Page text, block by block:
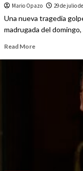
Mario Opazo 29 de julio
Una nueva tragedia
madrugada del
Read More